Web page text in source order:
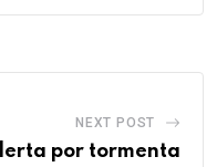
NEXT POST
por tormenta